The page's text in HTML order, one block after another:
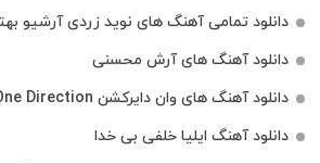
دانلود تمامی آهنگ های نوید زردی آرشیو
دانلود آهنگ های آرش محسنی
دانلود آهنگ های وان دایرکشن One Direction
دانلود آهنگ ایلیا خلفی بی خدا